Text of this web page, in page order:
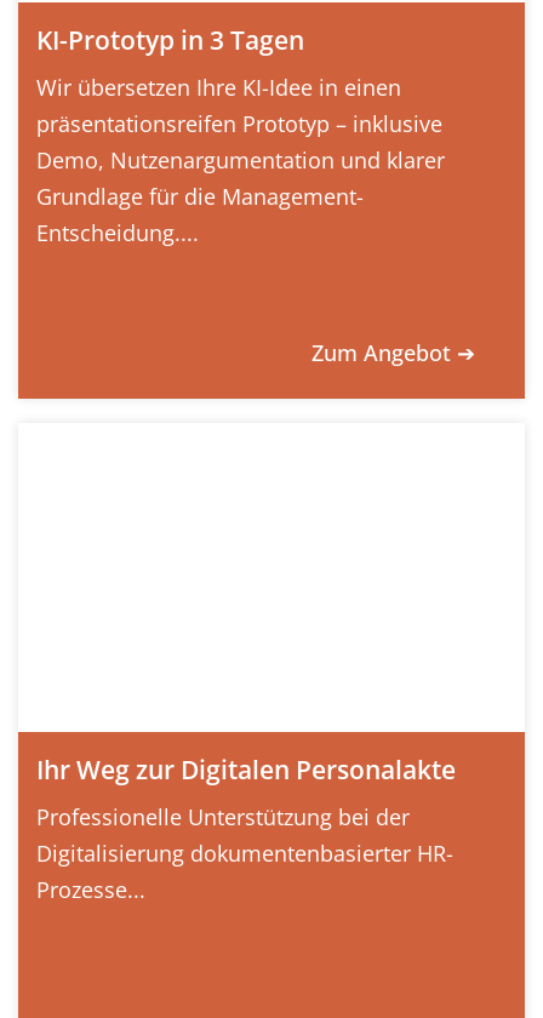
KI-Prototyp in 3 Tagen
Wir übersetzen Ihre KI-Idee in einen
präsentationsreifen Prototyp – inklusive
Demo, Nutzenargumentation und klarer
Grundlage für die Management-
Entscheidung....
Zum Angebot ➔
Ihr Weg zur Digitalen Personalakte
Professionelle Unterstützung bei der
Digitalisierung dokumentenbasierter HR-
Prozesse...